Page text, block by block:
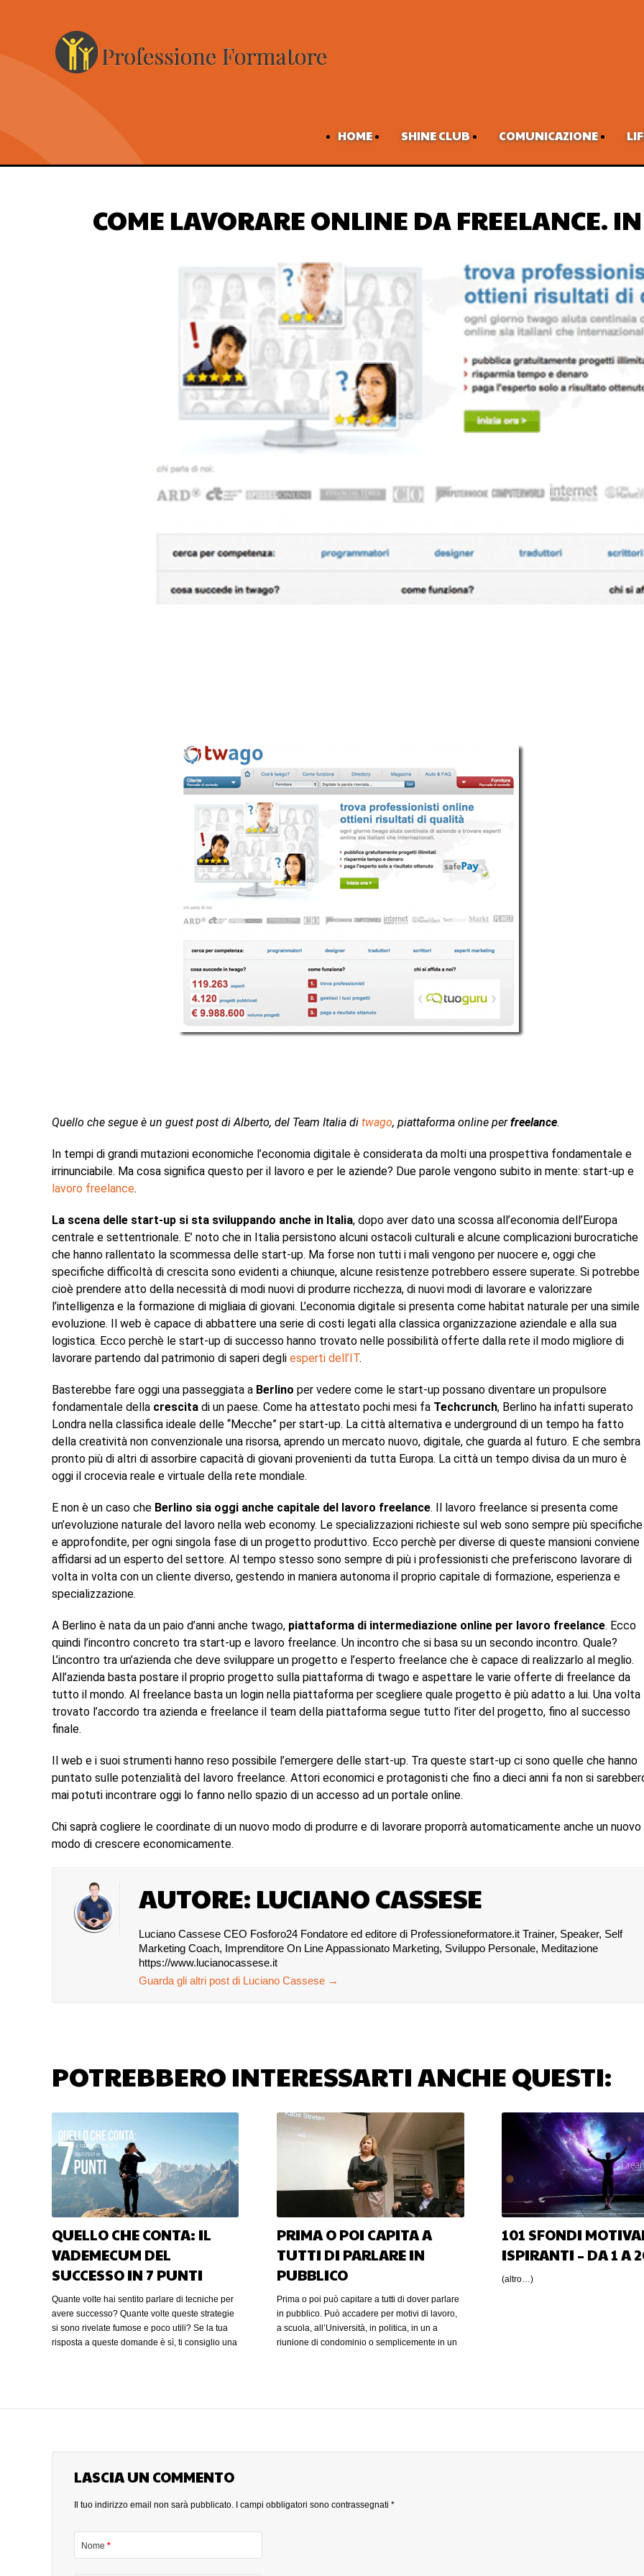
HOME SHINE CLUB COMUNICAZIONE
COME LAVORARE ONLINE DA FREELANCE.
Quello che segue è un guest post diAlberto, del Team Italia di twago, piattaforma online perfreelance.
In tempi di grandi mutazioni economiche l’economia digitale è considerata da molti una prospettiva fondamentale e
irrinunciabile. Ma cosa significa questo per il lavoro e per le aziende? Due parole vengono subito in mente: start-up e
lavoro freelance.
La scena delle start-up si sta sviluppando anche in Italia, dopo aver dato una scossa all’economia dell’Europa
centrale e settentrionale. E’ noto che in Italia persistono alcuni ostacoli culturali e alcune complicazioni burocratiche
che hanno rallentato la scommessa delle start-up. Ma forse non tutti i mali vengono per nuocere e, oggi che
specifiche difficoltà di crescita sono evidenti a chiunque, alcune resistenze potrebbero essere superate. Si potrebbe
cioè prendere atto della necessità di modi nuovi di produrre ricchezza, di nuovi modi di lavorare e valorizzare
l’intelligenza e la formazione di migliaia di giovani. L’economia digitale si presenta come habitat naturale per una simile
evoluzione. Il web è capace di abbattere una serie di costi legati alla classica organizzazione aziendale e alla sua
logistica. Ecco perchè le start-up di successo hanno trovato nelle possibilità offerte dalla rete il modo migliore di
lavorare partendo dal patrimonio di saperi degli esperti dell’IT.
Basterebbe fare oggi una passeggiata a Berlino per vedere come le start-up possano diventare un propulsore
fondamentale della crescita di un paese. Come ha attestato pochi mesi fa Techcrunch, Berlino ha infatti superato
Londra nella classifica ideale delle “Mecche” per start-up. La città alternativa e underground di un tempo ha fatto
della creatività non convenzionale una risorsa, aprendo un mercato nuovo, digitale, che guarda al futuro. E che sembra
pronto più di altri di assorbire capacità di giovani provenienti da tutta Europa. La città un tempo divisa da un muro è
oggi il crocevia reale e virtuale della rete mondiale.
E non è un caso che Berlino sia oggi anche capitale del lavoro freelance. Il lavoro freelance si presenta come
un’evoluzione naturale del lavoro nella web economy. Le specializzazioni richieste sul web sono sempre più specifiche
e approfondite, per ogni singola fase di un progetto produttivo. Ecco perchè per diverse di queste mansioni conviene
affidarsi ad un esperto del settore. Al tempo stesso sono sempre di più i professionisti che preferiscono lavorare di
volta in volta con un cliente diverso, gestendo in maniera autonoma il proprio capitale di formazione, esperienza e
specializzazione.
A Berlino è nata da un paio d’anni anche twago, piattaforma di intermediazione online per lavoro freelance. Ecco
quindi l’incontro concreto tra start-up e lavoro freelance. Un incontro che si basa su un secondo incontro. Quale?
L’incontro tra un’azienda che deve sviluppare un progetto e l’esperto freelance che è capace di realizzarlo al meglio.
All’azienda basta postare il proprio progetto sulla piattaforma di twago e aspettare le varie offerte di freelance da
tutto il mondo. Al freelance basta un login nella piattaforma per scegliere quale progetto è più adatto a lui. Una volta
trovato l’accordo tra azienda e freelance il team della piattaforma segue tutto l’iter del progetto, fino al successo
finale.
Il web e i suoi strumenti hanno reso possibile l’emergere delle start-up. Tra queste start-up ci sono quelle che hanno
puntato sulle potenzialità del lavoro freelance. Attori economici e protagonisti che fino a dieci anni fa non si
mai potuti incontrare oggi lo fanno nello spazio di un accesso ad un portale online.
Chi saprà cogliere le coordinate di un nuovo modo di produrre e di lavorare proporrà automaticamente anche un nuovo
modo di crescere economicamente.
AUTORE: LUCIANO CASSESE
Luciano Cassese CEO Fosforo24 Fondatore ed editore di Professioneformatore.it Trainer, Speaker, Self
Marketing Coach, Imprenditore On Line Appassionato Marketing, Sviluppo Personale, Meditazione
https://www.lucianocassese.it
Guarda gli altri post di Luciano Cassese →
POTREBBERO INTERESSARTI ANCHE QUESTI:
QUELLO CHE CONTA: IL
VADEMECUM DEL
SUCCESSO IN 7 PUNTI
Quante volte hai sentito parlare di tecniche per
avere successo? Quante volte queste strategie
si sono rivelate fumose e poco utili? Se la tua
risposta a queste domande è sì, ti consiglio una
Franklin personaggio amatissimo e sempre alla
PRIMA O POI CAPITA A
TUTTI DI PARLARE IN
PUBBLICO
Prima o poi può capitare a tutti di dover parlare
in pubblico. Può accadere per motivi di lavoro,
a scuola, all’Università, in politica, in un a
riunione di condominio o semplicemente in un
considerano i mass media (che sono solo uno
101 SFONDI
ISPIRANTI – DA 1 A
(altro…)
LASCIA UN COMMENTO
Il tuo indirizzo email non sarà pubblicato. I campi obbligatori sono contrassegnati *
Nome *